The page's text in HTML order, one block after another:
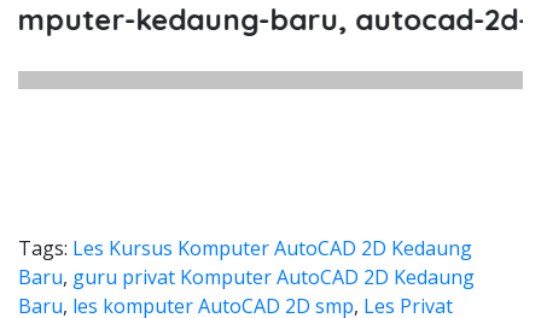
kedaung-baru, autocad-2d-
Tags: Les Kursus Komputer AutoCAD 2D Kedaung
Baru, guru privat Komputer AutoCAD 2D Kedaung
Baru, les komputer AutoCAD 2D smp, Les Privat